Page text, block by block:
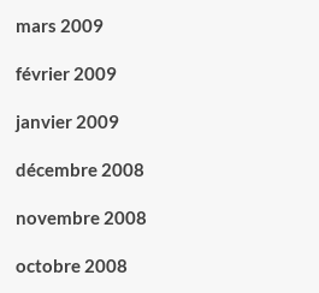
mars 2009
février 2009
janvier 2009
décembre 2008
novembre 2008
octobre 2008